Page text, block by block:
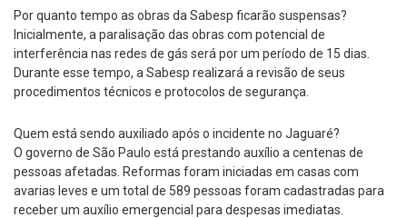
Por quanto tempo as obras da Sabesp ficarão suspensas?
Inicialmente, a paralisação das obras com potencial de
interferência nas redes de gás será por um período de 15 dias.
Durante esse tempo, a Sabesp realizará a revisão de seus
procedimentos técnicos e protocolos de segurança.
Quem está sendo auxiliado após o incidente no Jaguaré?
O governo de São Paulo está prestando auxílio a centenas de
pessoas afetadas. Reformas foram iniciadas em casas com
avarias leves e um total de 589 pessoas foram cadastradas para
receber um auxílio emergencial para despesas imediatas.